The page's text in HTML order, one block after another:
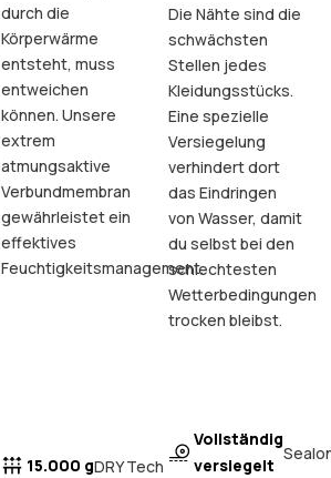
durch die
Körperwärme
entsteht, muss
entweichen
können. Unsere
extrem
atmungsaktive
Verbundmembran
gewährleistet ein
effektives
Feuchtigkeitsmanagement.
15.000 gDRY Tech
Die Nähte sind die
schwächsten
Stellen jedes
Kleidungsstücks.
Eine spezielle
Versiegelung
verhindert dort
das Eindringen
von Wasser, damit
du selbst bei den
schlechtesten
Wetterbedingungen
trocken bleibst.
Vollständig
versiegelt